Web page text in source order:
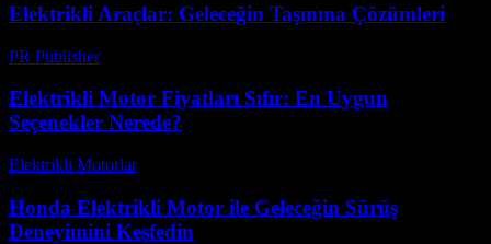
Elektrikli Araçlar: Geleceğin Taşınma Çözümleri
PR Publisher-
Elektrikli Motor Fiyatları Sıfır: En Uygun
Seçenekler Nerede?
Elektrikli Motorlar-
Honda Elektrikli Motor ile Geleceğin Sürüş
Deneyimini Keşfedin